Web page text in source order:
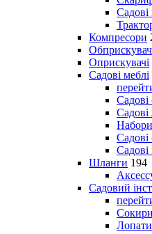
Садові
Компресори
Оприскувачі
Садові меблі
Садові
Садові
Садові
Садові
Шланги 194
Садовий
Сокири
Лопати